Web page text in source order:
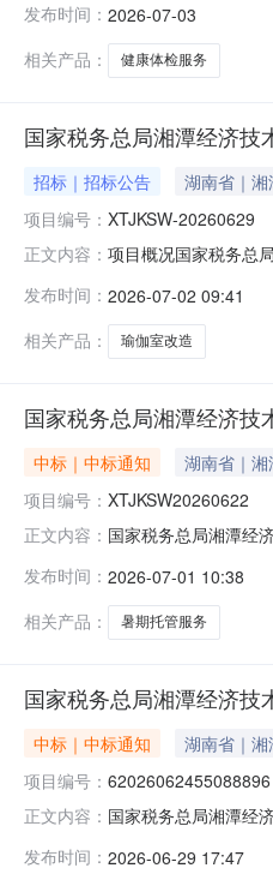
湘潭经济技术开发区
务总局湘
发布时间： 2026-07-03
相关产品：
健康体检服务
国家税务总局湘潭经济技
招标｜招标公告 湖南省｜
项目编号： XTJKSW-20260629
正文内容： 项目概况国家税务总
式：竞价采购预算金
发布时间： 2026-07-02 09:41
相关产品：
瑜伽室改造
国家税务总局湘潭经济技
中标｜中标通知 湖南省｜
项目编号： XTJKSW20260622
正文内容： 国家税务总局湘潭经
湘潭市经开区爱悦读
托管服
发布时间： 2026-07-01 10:38
相关产品：
暑期托管服务
国家税务总局湘潭经济技
中标｜中标通知 湖南省｜
项目编号： 62026062455088896
正文内容： 国家税务总局湘潭经
潭经济技术开发区（
发布时间： 2026-06-29 17:47